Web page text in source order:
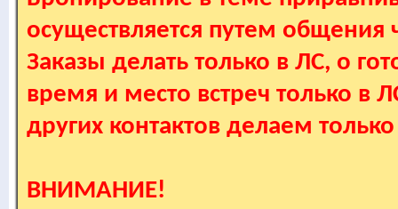
осуществляется путем
Заказы делать только в ЛС, о
время и место встреч только в
других контактов делаем
ВНИМАНИЕ!